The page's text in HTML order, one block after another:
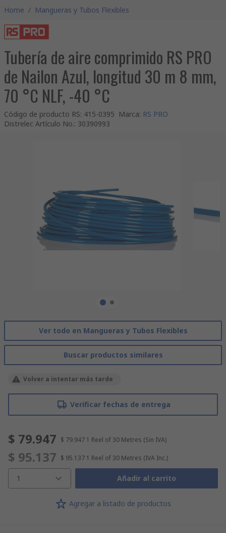
Home / Mangueras y Tubos Flexibles
Tubería de aire comprimido RS PRO
de Nailon Azul, longitud 30 m 8 mm,
70 °C NLF, -40 °C
Código de producto RS: 415-0395 Marca: RS PRO
Distrelec Artículo No.: 30390993
Ver todo en Mangueras y Tubos Flexibles
Buscar productos similares
Volver a intentar más tarde
Verificar fechas de entrega
$ 79.947 $ 79.947 1 Reel of 30 Metres (Sin IVA)
$ 95.137 $ 95.137 1 Reel of 30 Metres (IVA Inc.)
1 Añadir al carrito
Agregar a listado de productos